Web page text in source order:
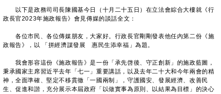
以下是政務司司長陳國基今日（十月二十五日）在立法會綜合大樓就《行
政長官2023年施政報告》會見傳媒的談話全文：
各位市民、各位傳媒朋友，大家好。行政長官剛剛發表他任內第二份《施
政報告》，以 「拼經濟謀發展 惠民生添幸福」為題。
我會形容這份《施政報告》是一份「承先啓後、守正創新」的施政藍圖，
秉承國家主席習近平去年「七一」重要講話，以及去年二十大和今年兩會的精
神，全面準確、堅定不移貫徹「一國兩制」，守護國安、發展經濟、改善民
生、促進和諧，充分展示本屆政府「以做實事為原則、以結果為目標」的決心